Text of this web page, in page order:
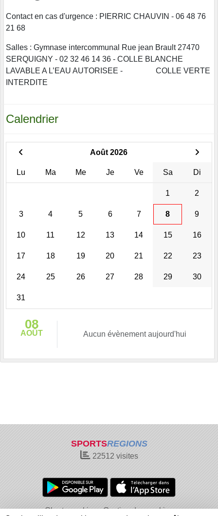
Contact en cas d'urgence : PIERRIC CHAUVIN - 06 48 76
21 68
Salles : Gymnase intercommunal Rue jean Brault 27470
SERQUIGNY - 02 32 46 14 36 - COLLE BLANCHE
LAVABLE A L’EAU AUTORISEE - COLLE VERTE
INTERDITE
Calendrier
Août 2026
Lu Ma Me Je Ve Sa Di
1 2
3 4 5 6 7 8 9
10 11 12 13 14 15 16
17 18 19 20 21 22 23
24 25 26 27 28 29 30
31
08
AOÛT Aucun évènement aujourd'hui
SPORTSREGIONS
22512 visites
Charte cookies Gestion des cookies